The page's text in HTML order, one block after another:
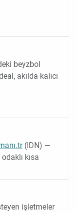
beyzbol
akılda kalıcı
(IDN) —
kısa
işletmeler